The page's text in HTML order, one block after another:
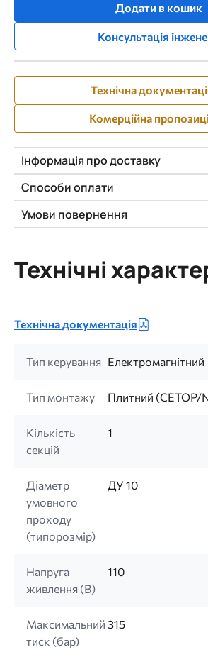
Додати в кошик
Консультація
Технічна
Комерційна
Інформація про доставку
Способи оплати
Умови повернення
Технічні
Технічна документація
Тип керування Електромагнітний
Тип монтажу Плитний (CETOP/
Кількість
секцій
1
Діаметр
умовного
проходу
(типорозмір)
ДУ 10
Напруга
живлення (B)
110
Максимальний
тиск (бар)
315